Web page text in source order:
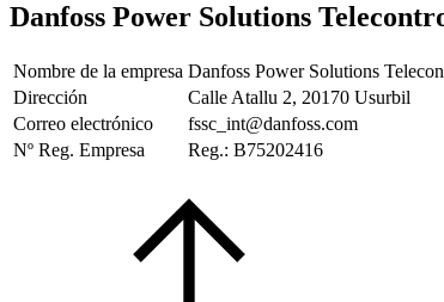
Danfoss Power Solutions
Nombre de la empresa Danfoss Power Solutions
Dirección
Calle Atallu 2, 20170 Usurbil
Correo electrónico
fssc_int@danfoss.com
Nº Reg. Empresa
Reg.: B75202416